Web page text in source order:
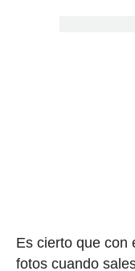
Es cierto que con
fotos cuando